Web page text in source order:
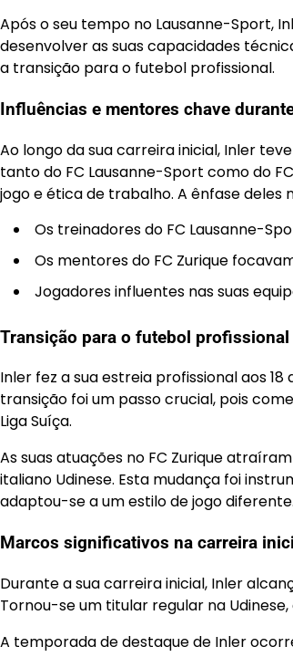
Após o seu tempo no Lausanne-Sport,
desenvolver as suas capacidades
a transição para o futebol profissional.
Influências e mentores chave
Ao longo da sua carreira inicial, Inler
tanto do FC Lausanne-Sport como do
jogo e ética de trabalho. A ênfase
Os treinadores do FC Lausanne-
Os mentores do FC Zurique
Jogadores influentes nas suas
Transição para o futebol profissional
Inler fez a sua estreia profissional aos
transição foi um passo crucial, pois
Liga Suíça.
As suas atuações no FC Zurique
italiano Udinese. Esta mudança foi
adaptou-se a um estilo de jogo diferente.
Marcos significativos na carreira
Durante a sua carreira inicial, Inler
Tornou-se um titular regular na
A temporada de destaque de Inler